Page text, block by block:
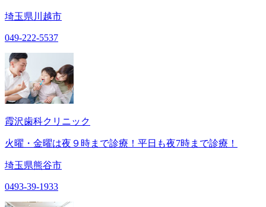
埼玉県川越市
049-222-5537
霞沢歯科クリニック
火曜・金曜は夜９時まで診療！平日も夜7時まで診療！
埼玉県熊谷市
0493-39-1933